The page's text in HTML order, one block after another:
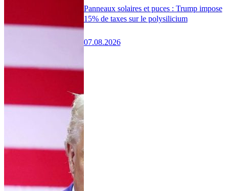
Panneaux solaires et puces : Trump impose
15% de taxes sur le polysilicium
07.08.2026